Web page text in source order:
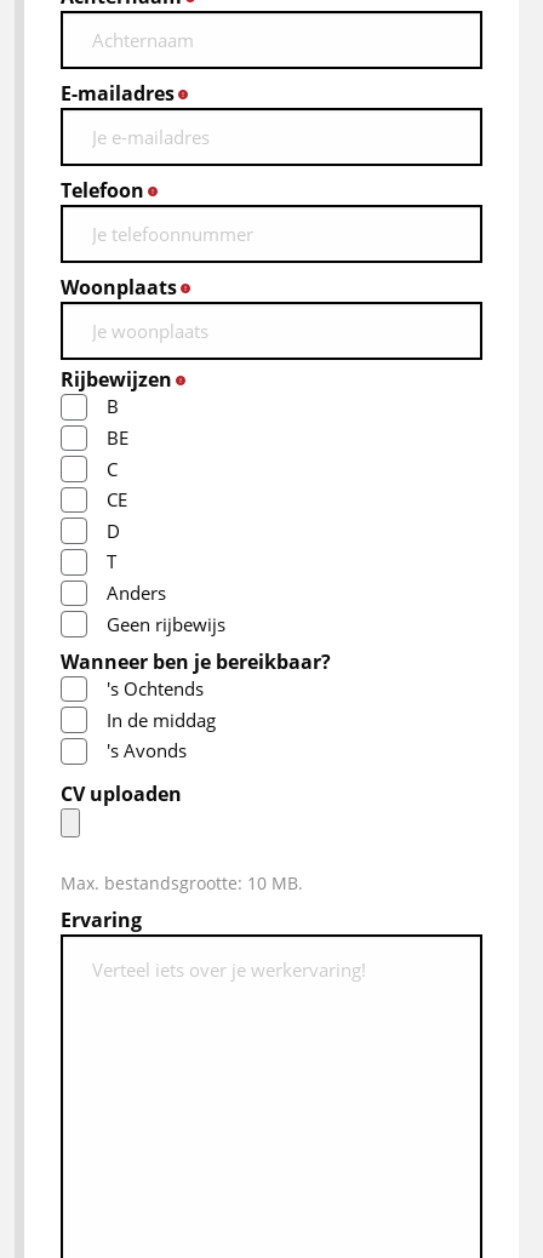
E-mailadres
Telefoon
Woonplaats
Rijbewijzen
B
BE
C
CE
D
T
Anders
Geen rijbewijs
Wanneer ben je bereikbaar?
's Ochtends
In de middag
's Avonds
CV uploaden
Max. bestandsgrootte: 10 MB.
Ervaring